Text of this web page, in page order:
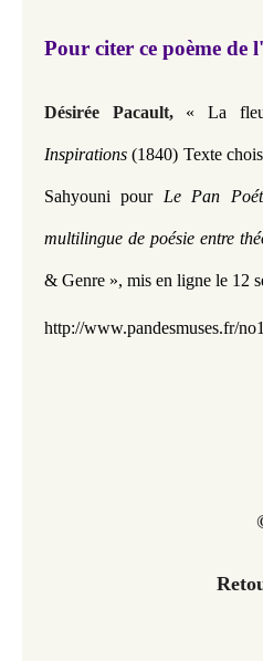
Pour citer ce poème de
Désirée Pacault,« La
Inspirations(1840) Texte
Sahyouni pour Le Pan
multilingue de poésie entre
& Genre », mis en ligne le 12
http://www.pandesmuses.fr/